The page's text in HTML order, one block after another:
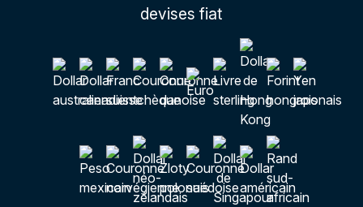
devises fiat